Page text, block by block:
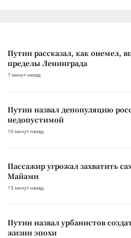
Путин рассказал, как онемел,
пределы Ленинграда
7 минут назад
Путин назвал депопуляцию
недопустимой
10 минут назад
Пассажир угрожал захватить
Майами
15 минут назад
Путин назвал урбанистов
жизни эпохи